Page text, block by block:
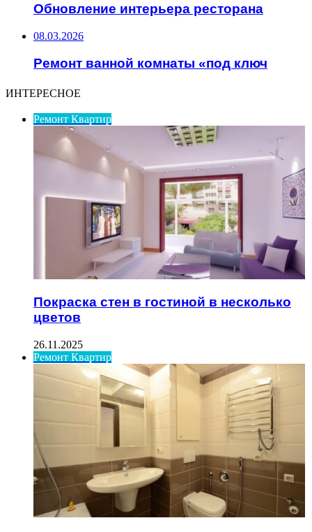
Обновление интерьера ресторана
08.03.2026
Ремонт ванной комнаты «под ключ
ИНТЕРЕСНОЕ
Ремонт Квартир
Покраска стен в гостиной в несколько
цветов
26.11.2025
Ремонт Квартир